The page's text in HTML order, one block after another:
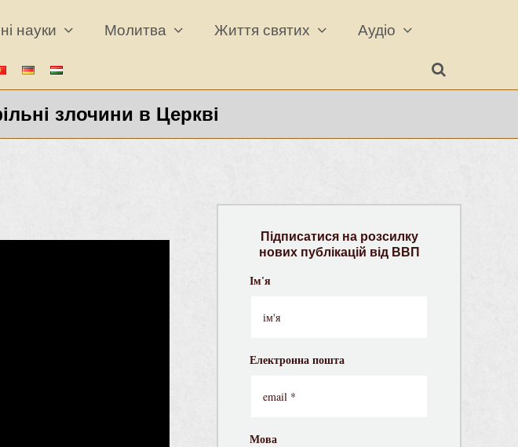
науки Молитва Життя святих Аудіо
злочини в Церкві
Підписатися на розсилку
нових публікацій від ВВП
Ім'я
Електронна пошта
Мова